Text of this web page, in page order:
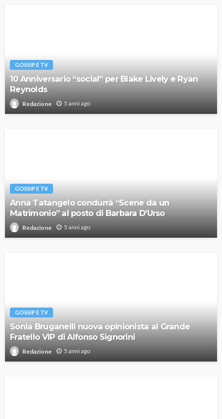
GOSSIP E TV
10 Anniversario “social” per Blake Lively e Ryan
Reynolds
Redazione 5 anni ago
GOSSIP E TV
Anna Tatangelo condurrà “Scene da un
Matrimonio” al posto di Barbara D’Urso
Redazione 5 anni ago
GOSSIP E TV
Sonia Bruganelli nuova opinionista al Grande
Fratello VIP di Alfonso Signorini
Redazione 5 anni ago